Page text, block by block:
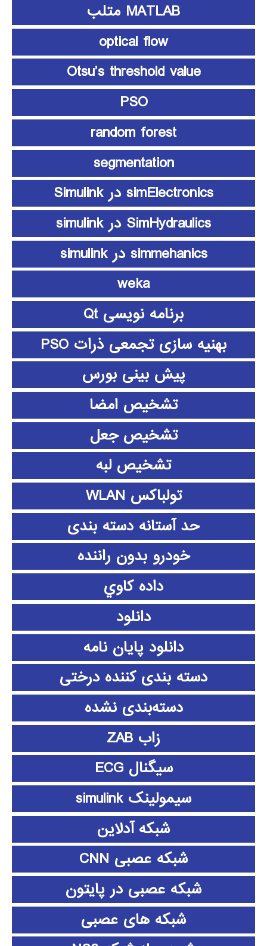
MATLAB متلب
optical flow
Otsu’s threshold value
PSO
random forest
segmentation
simElectronics در Simulink
SimHydraulics در simulink
simmehanics در simulink
weka
برنامه نویسی Qt
بهنیه سازی تجمعی ذرات PSO
پیش بینی بورس
تشخیص امضا
تشخیص جعل
تشخیص لبه
تولباکس WLAN
حد آستانه دسته بندی
خودرو بدون راننده
داده كاوي
دانلود
دانلود پايان نامه
دسته بندی کننده درختی
دسته‌بندی نشده
زاب ZAB
سیگنال ECG
سیمولینک simulink
شبکه آدلاین
شبکه عصبی CNN
شبکه عصبی در پایتون
شبکه های عصبی